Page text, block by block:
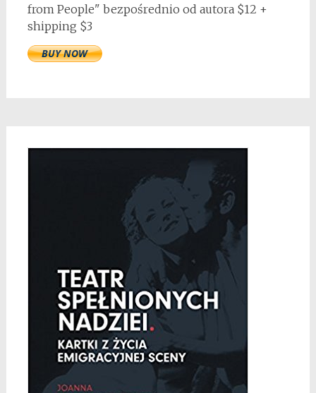
from People" bezpośrednio od autora $12 +
shipping $3